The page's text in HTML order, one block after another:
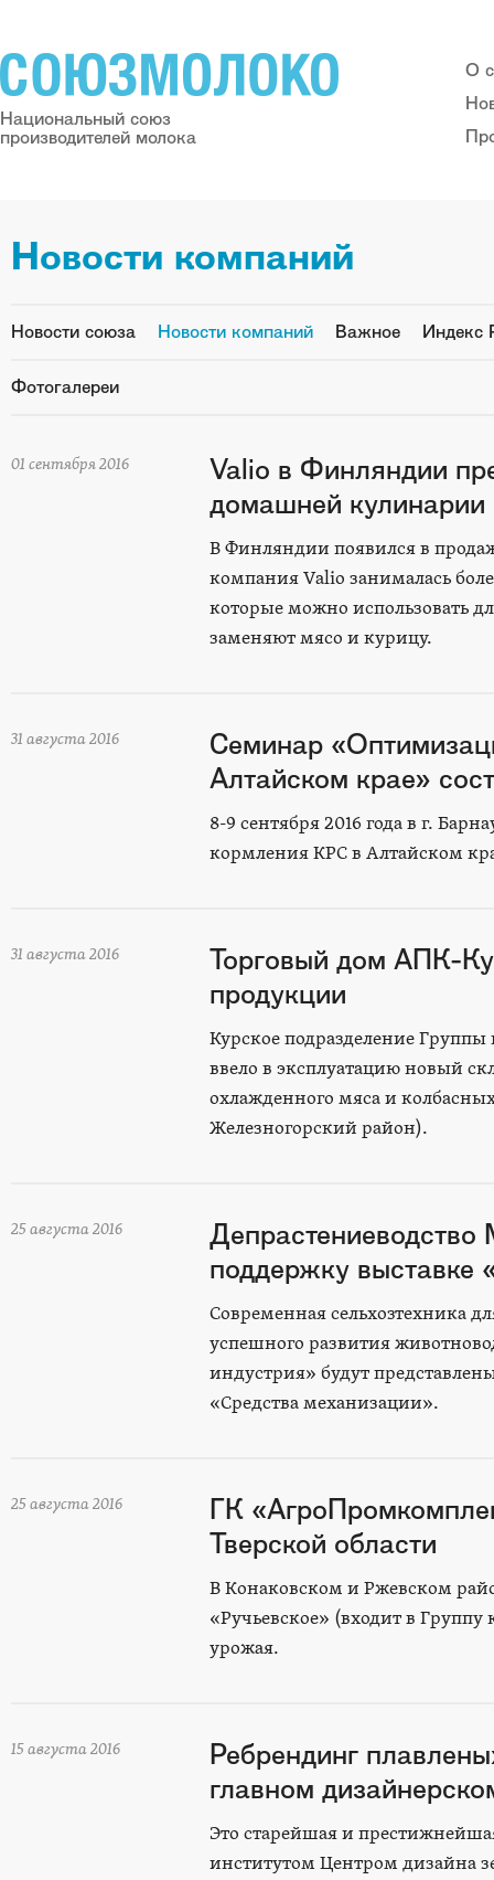
Национальный союз
производителей молока
О
Новости компаний
Новости союза Новости компаний Важное Индекс
Фотогалереи
01 сентября 2016
Valio в Финляндии
домашней кулинарии
В Финляндии появился в
компания Valio занималась
которые можно использовать
заменяют мясо и курицу.
31 августа 2016
Семинар
Алтайском крае»
8-9 сентября 2016 года в г.
кормления КРС в Алтайском
31 августа 2016
Торговый дом АПК-
продукции
Курское подразделение
ввело в эксплуатацию новый
охлажденного мяса и
Железногорский район).
25 августа 2016
поддержку выставке
Современная сельхозтехника
успешного развития
индустрия» будут
«Средства механизации».
25 августа 2016
ГК
Тверской области
В Конаковском и Ржевском
«Ручьевское» (входит в
урожая.
15 августа 2016
Ребрендинг
главном
Это старейшая и
институтом Центром дизайна